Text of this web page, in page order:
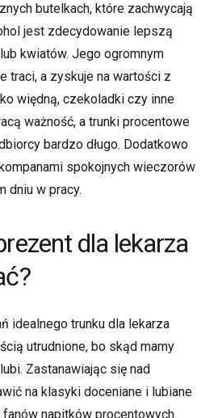
butelkach, które zachwycają
jest zdecydowanie lepszą
kwiatów. Jego ogromnym
traci, a zyskuje na wartości z
więdną, czekoladki czy inne
ważność, a trunki procentowe
bardzo długo. Dodatkowo
spokojnych wieczorów
dniu w pracy.
dla lekarza
idealnego trunku dla lekarza
utrudnione, bo skąd mamy
Zastanawiając się nad
na klasyki doceniane i lubiane
napitków procentowych.